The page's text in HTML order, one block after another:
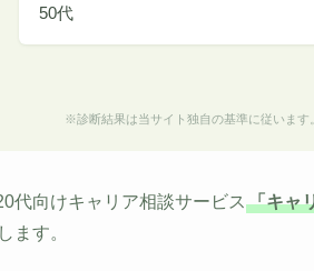
50代
※診断結果は当サイト独自の基準に従いま
代向けキャリア相談サービス 「キャ
します。